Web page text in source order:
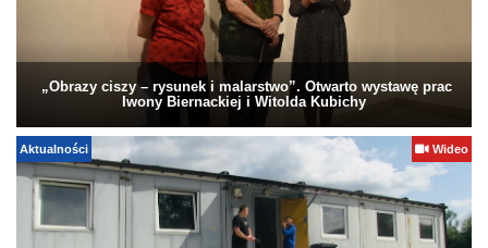
„Obrazy ciszy – rysunek i malarstwo”. Otwarto wystawę prac
Iwony Biernackiej i Witolda Kubichy
Aktualności Wideo